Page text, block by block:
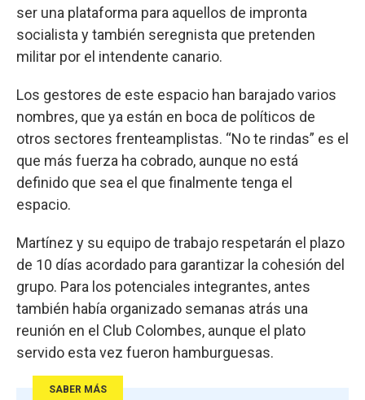
ser una plataforma para aquellos de impronta
socialista y también seregnista que pretenden
militar por el intendente canario.
Los gestores de este espacio han barajado varios
nombres, que ya están en boca de políticos de
otros sectores frenteamplistas. “No te rindas” es el
que más fuerza ha cobrado, aunque no está
definido que sea el que finalmente tenga el
espacio.
Martínez y su equipo de trabajo respetarán el plazo
de 10 días acordado para garantizar la cohesión del
grupo. Para los potenciales integrantes, antes
también había organizado semanas atrás una
reunión en el Club Colombes, aunque el plato
servido esta vez fueron hamburguesas.
SABER MÁS